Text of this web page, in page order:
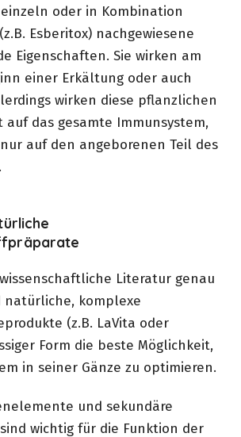
oder in Kombination
Esberitox) nachgewiesene
Eigenschaften. Sie wirken am
einer Erkältung oder auch
wirken diese pflanzlichen
auf das gesamte Immunsystem,
auf den angeborenen Teil des
Literatur genau
natürliche, komplexe
(z.B. LaVita oder
Form die beste Möglichkeit,
in seiner Gänze zu optimieren.
und sekundäre
wichtig für die Funktion der